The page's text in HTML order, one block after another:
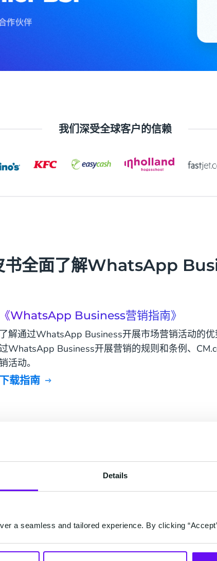
Details
a seamless and tailored experience. By clicking
我们深受全球客户的信赖
书全面了解WhatsApp
WhatsApp Business营销指南》
解通过WhatsApp Business开展市场营销活动的
WhatsApp Business开展营销的规则和条例、
活动。
下载指南
皮书对WhatsApp Business的消息类型及使用规
何为WhatsApp Business账号引流、如何将
入整个客户旅程等内容进行了详细阐述，您想知
都能找到答案，欢迎下载。